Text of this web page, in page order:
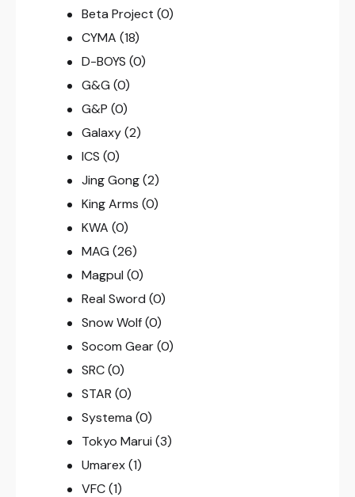
Beta Project (0)
CYMA (18)
D-BOYS (0)
G&G (0)
G&P (0)
Galaxy (2)
ICS (0)
Jing Gong (2)
King Arms (0)
KWA (0)
MAG (26)
Magpul (0)
Real Sword (0)
Snow Wolf (0)
Socom Gear (0)
SRC (0)
STAR (0)
Systema (0)
Tokyo Marui (3)
Umarex (1)
VFC (1)